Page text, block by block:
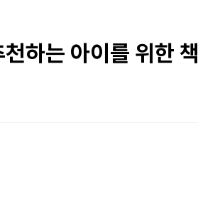
하는 아이를 위한 책